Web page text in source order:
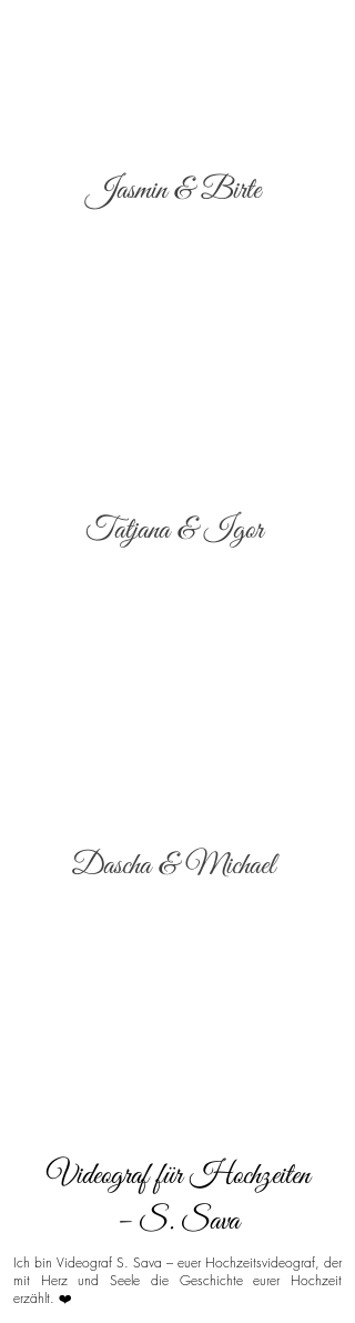
Jasmin & Birte
Tatjana & Igor
Dascha & Michael
Videograf für Hochzeiten
– S. Sava
Ich bin Videograf S. Sava – euer Hochzeitsvideograf, der
mit Herz und Seele die Geschichte eurer Hochzeit
erzählt. ❤️